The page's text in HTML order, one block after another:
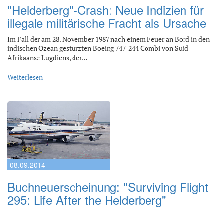
"Helderberg"-Crash: Neue Indizien für
illegale militärische Fracht als Ursache
Im Fall der am 28. November 1987 nach einem Feuer an Bord in den
indischen Ozean gestürzten Boeing 747-244 Combi von Suid
Afrikaanse Lugdiens, der…
Weiterlesen
08.09.2014
Buchneuerscheinung: "Surviving Flight
295: Life After the Helderberg"